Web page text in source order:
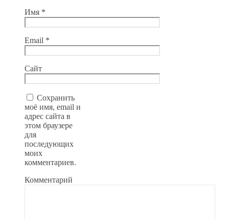
Имя *
Email *
Сайт
Сохранить
моё имя, email и
адрес сайта в
этом браузере
для
последующих
моих
комментариев.
Комментарий